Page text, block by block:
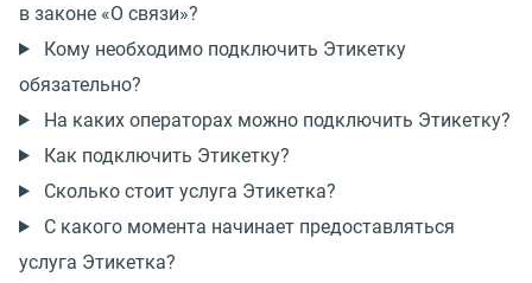
в законе «О связи»?
Кому необходимо подключить Этикетку
обязательно?
На каких операторах можно подключить Этикетку?
Как подключить Этикетку?
Сколько стоит услуга Этикетка?
С какого момента начинает предоставляться
услуга Этикетка?